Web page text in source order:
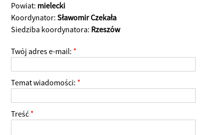
Powiat: mielecki
Koordynator:Sławomir Czekała
Siedziba koordynatora: Rzeszów
Twój adres e-mail: *
Temat wiadomości: *
Treść *